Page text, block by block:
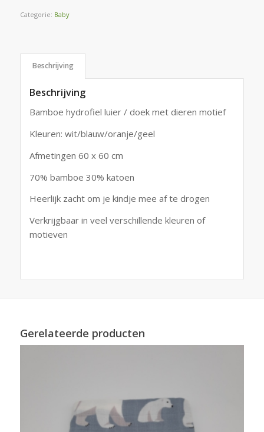
Categorie: Baby
Beschrijving
Beschrijving
Bamboe hydrofiel luier / doek met dieren motief
Kleuren: wit/blauw/oranje/geel
Afmetingen 60 x 60 cm
70% bamboe 30% katoen
Heerlijk zacht om je kindje mee af te drogen
Verkrijgbaar in veel verschillende kleuren of
motieven
Gerelateerde producten